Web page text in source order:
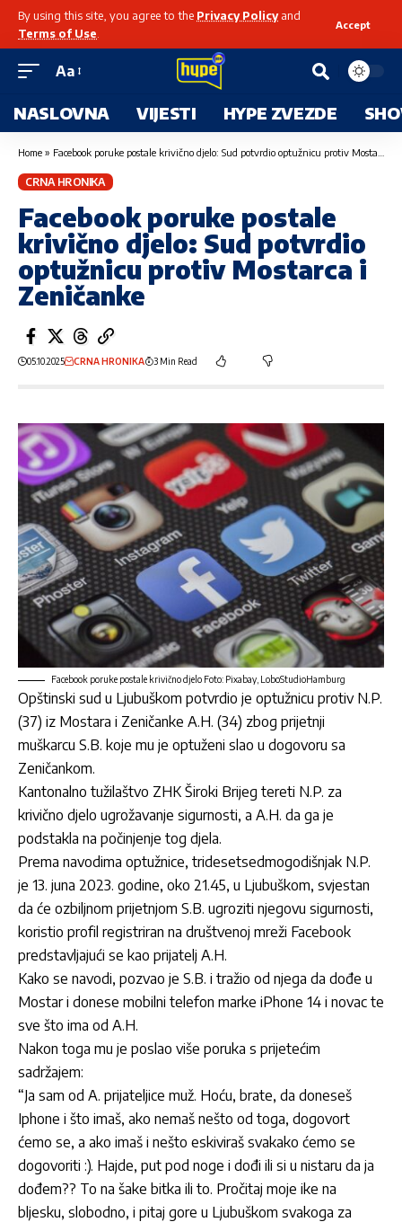
By using this site, you agree to the Privacy Policyand
Terms of Use
Accept
Aa
NASLOVNA VIJESTI HYPE ZVEZDE
Home » Facebook poruke postale krivično djelo: Sud potvrdio optužnicu protiv Mostarca i Zeničanke
CRNA HRONIKA
Facebook poruke postale
krivično djelo: Sud potvrdio
optužnicu protiv Mostarca i
Zeničanke
05.10.2025 CRNA HRONIKA 3 Min Read
Facebook poruke postale krivično djelo Foto: Pixabay, LoboStudioHamburg
Opštinski sud u Ljubuškom potvrdio je optužnicu protiv N.P.
(37) iz Mostara i Zeničanke A.H. (34) zbog prijetnji
muškarcu S.B. koje mu je optuženi slao u dogovoru sa
Zeničankom.
Kantonalno tužilaštvo ZHK Široki Brijeg tereti N.P. za
krivično djelo ugrožavanje sigurnosti, a A.H. da ga je
podstakla na počinjenje tog djela.
Prema navodima optužnice, tridesetsedmogodišnjak N.P.
je 13. juna 2023. godine, oko 21.45, u Ljubuškom, svjestan
da će ozbiljnom prijetnjom S.B. ugroziti njegovu sigurnosti,
koristio profil registriran na društvenoj mreži Facebook
predstavljajući se kao prijatelj A.H.
Kako se navodi, pozvao je S.B. i tražio od njega da dođe u
Mostar i donese mobilni telefon marke iPhone 14 i novac te
sve što ima od A.H.
Nakon toga mu je poslao više poruka s prijetećim
sadržajem:
“Ja sam od A. prijateljice muž. Hoću, brate, da doneseš
Iphone i što imaš, ako nemaš nešto od toga, dogovort
ćemo se, a ako imaš i nešto eskiviraš svakako ćemo se
dogovoriti :). Hajde, put pod noge i dođi ili si u nistaru da ja
dođem?? To na šake bitka ili to. Pročitaj moje ike na
bljesku, slobodno, i pitaj gore u Ljubuškom svakoga za